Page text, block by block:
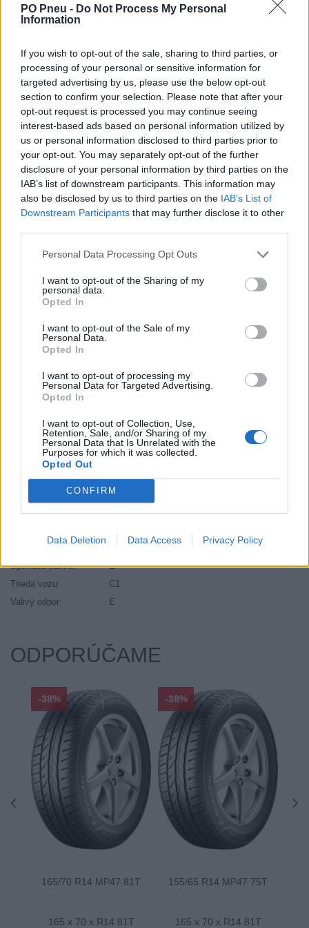
PO Pneu - Do Not Process My Personal
Information
If you wish to opt-out of the sale, sharing to third parties, or
processing of your personal or sensitive information for
targeted advertising by us, please use the below opt-out
section to confirm your selection. Please note that after your
opt-out request is processed you may continue seeing
interest-based ads based on personal information utilized by
us or personal information disclosed to third parties prior to
your opt-out. You may separately opt-out of the further
disclosure of your personal information by third parties on the
IAB’s list of downstream participants. This information may
also be disclosed by us to third parties on the IAB’s List of
Downstream Participants that may further disclose it to other
Personal Data Processing Opt Outs
I want to opt-out of the Sharing of my
personal data.
Opted In
I want to opt-out of the Sale of my
Personal Data.
Opted In
I want to opt-out of processing my
Personal Data for Targeted Advertising.
Opted In
I want to opt-out of Collection, Use,
Retention, Sale, and/or Sharing of my
Personal Data that Is Unrelated with the
Purposes for which it was collected.
Opted Out
CONFIRM
Data Deletion Data Access Privacy Policy
250,98 € 456,33 €
- +
Hmotnosť:
13 kg
255 cm
Druh pneumatiky:
Run Flat
Hlučnosť:
72
Hlučnosť typ:
Y
Index kg:
95 (690kg)
18
Priľnavosť na mokru:
B
Profil:
40
Letné
Spotreba paliva:
E
Trieda vozu:
C1
Valivý odpor:
E
ODPORÚČAME
-38%
165/70 R14 MP47 81T
165 x 70 x R14 81T
-38%
155/65 R14 MP47 75T
165 x 70 x R14 81T